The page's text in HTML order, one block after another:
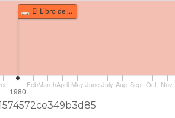
del oeste", que sintió profundamente su
bonaerense de su patria chica, y que se
idear un libro como éste, donde el ingenio
literaria se conjugan con mucho de lo que
a un muchacho en trance de crecer.
El Libro de las Mil Cosas (100)
1980
Feb.MarchApril May JuneJuly Aug. Sept. Oct. Nov.